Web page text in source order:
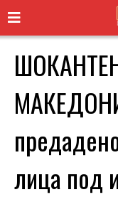
лица под